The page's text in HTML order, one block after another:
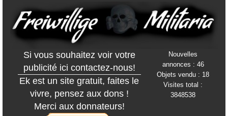
Si vous souhaitez voir votre
publicité ici contactez-nous!
Ek est un site gratuit, faites le
vivre, pensez aux dons !
Merci aux donnateurs!
Nouvelles
annonces : 46
Objets vendu : 18
Visites total :
3848538